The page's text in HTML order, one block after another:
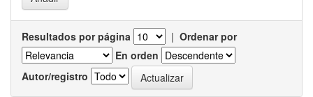
Resultados por página | Ordenar por
En orden
Autor/registro